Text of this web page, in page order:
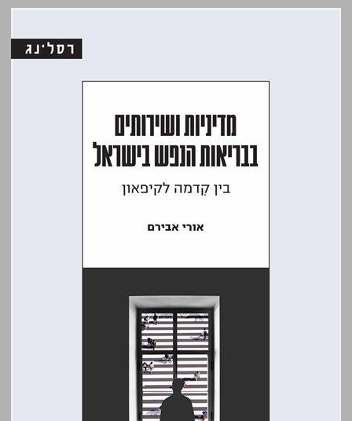
מדיניות ושירותים בבריאות הנפש בישראל: בין קדמה לקיפאון ... 0